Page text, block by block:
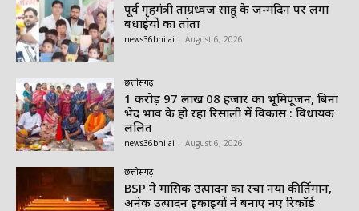
पूर्व गृहमंत्री ताम्रध्वज साहू के जन्मदिन पर लगा
बधाईयों का तांता
news36bhilai August 6, 2026
छत्तीसगढ़
1 करोड़ 97 लाख 08 हजार का भूमिपूजन, बिना
भेद भाव के हो रहा रिसाली में विकास : विधायक
ललित
news36bhilai August 6, 2026
छत्तीसगढ़
BSP ने मासिक उत्पादन का रचा नया कीर्तिमान,
अनेक उत्पादन इकाइयों ने बनाए नए रिकॉर्ड